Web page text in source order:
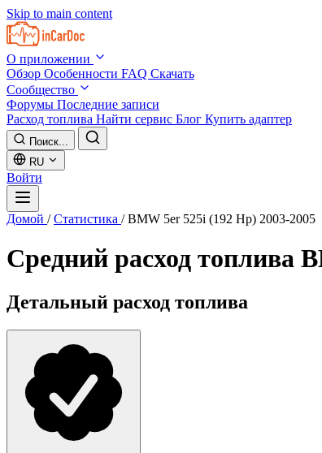
Skip to main content
О приложении
Обзор Особенности FAQ Скачать
Сообщество
Форумы Последние записи
Расход топлива Найти сервис Блог Купить адаптер
Поиск...
RU
Войти
Домой / Статистика / BMW 5er 525i (192 Hp) 2003-2005
Средний расход топлива
Детальный расход топлива